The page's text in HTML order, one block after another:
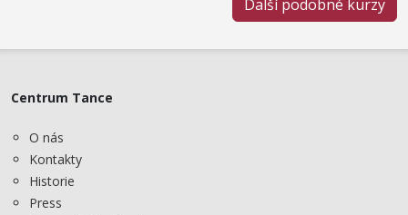
Další podobné kurzy
Centrum Tance
O nás
Kontakty
Historie
Press